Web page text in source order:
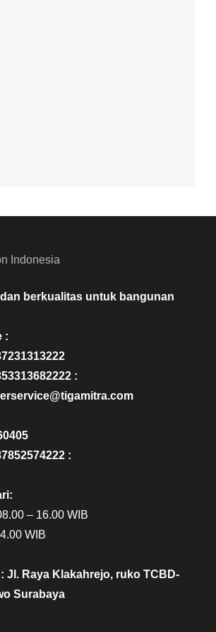
Indonesia
berkualitas untuk bangunan
:
:
:
– 16.00 WIB
WIB
Jl. Raya Klakahrejo, ruko TCBD-
Surabaya